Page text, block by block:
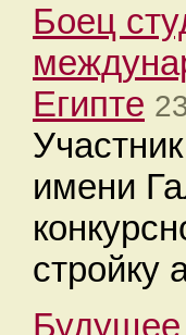
Боец
Египте
имени
стройку
Будущее